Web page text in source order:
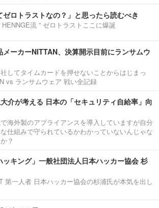
ゼロトラストなの？」と思ったら読むべき
HENNGE流 ” ゼロトラストここに爆誕
メーカーNITTAN、決算開示目前にランサムウ
してタイムカードを押せないことからはじまっ
vs ランサムウェア 戦い全記録
介が考える 日本の「セキュリティ自給率」向
海外製のアプライアンスを導入していますが自分
仕組みで守られているかわかっていないんじゃな
？
ッキング」一般社団法人日本ハッカー協会 杉
第一人者 日本ハッカー協会の杉浦氏が本気を出し